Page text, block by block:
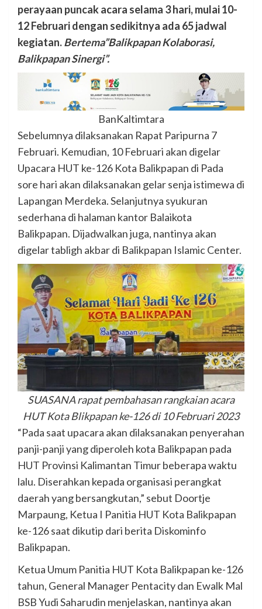
perayaan puncak acara selama 3 hari, mulai 10-
12 Februari dengan sedikitnya ada 65 jadwal
kegiatan.Bertema”Balikpapan Kolaborasi,
Balikpapan Sinergi”.
BanKaltimtara
Sebelumnya dilaksanakan Rapat Paripurna 7
Februari. Kemudian, 10 Februari akan digelar
Upacara HUT ke-126 Kota Balikpapan di Pada
sore hari akan dilaksanakan gelar senja istimewa di
Lapangan Merdeka. Selanjutnya syukuran
sederhana di halaman kantor Balaikota
Balikpapan. Dijadwalkan juga, nantinya akan
digelar tabligh akbar di Balikpapan Islamic Center.
SUASANA rapat pembahasan rangkaian acara
HUT Kota Blikpapan ke-126 di 10 Februari 2023
“Pada saat upacara akan dilaksanakan penyerahan
panji-panji yang diperoleh kota Balikpapan pada
HUT Provinsi Kalimantan Timur beberapa waktu
lalu. Diserahkan kepada organisasi perangkat
daerah yang bersangkutan,” sebut Doortje
Marpaung, Ketua I Panitia HUT Kota Balikpapan
ke-126 saat dikutip dari berita Diskominfo
Balikpapan.
Ketua Umum Panitia HUT Kota Balikpapan ke-126
tahun, General Manager Pentacity dan Ewalk Mal
BSB Yudi Saharudin menjelaskan, nantinya akan